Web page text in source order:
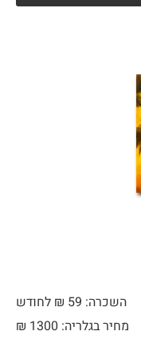
השכרה: 59 ₪ לחודש
מחיר בגלריה: 1300 ₪